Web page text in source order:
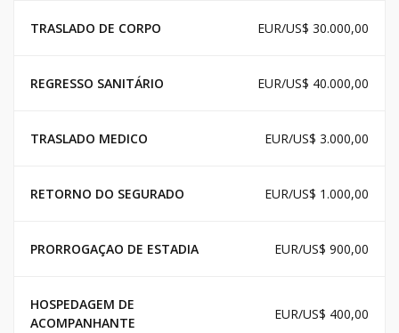
TRASLADO DE CORPO EUR/US$ 30.000,00
REGRESSO SANITÁRIO EUR/US$ 40.000,00
TRASLADO MEDICO EUR/US$ 3.000,00
RETORNO DO SEGURADO EUR/US$ 1.000,00
PRORROGAÇAO DE ESTADIA EUR/US$ 900,00
HOSPEDAGEM DE
ACOMPANHANTE
EUR/US$ 400,00